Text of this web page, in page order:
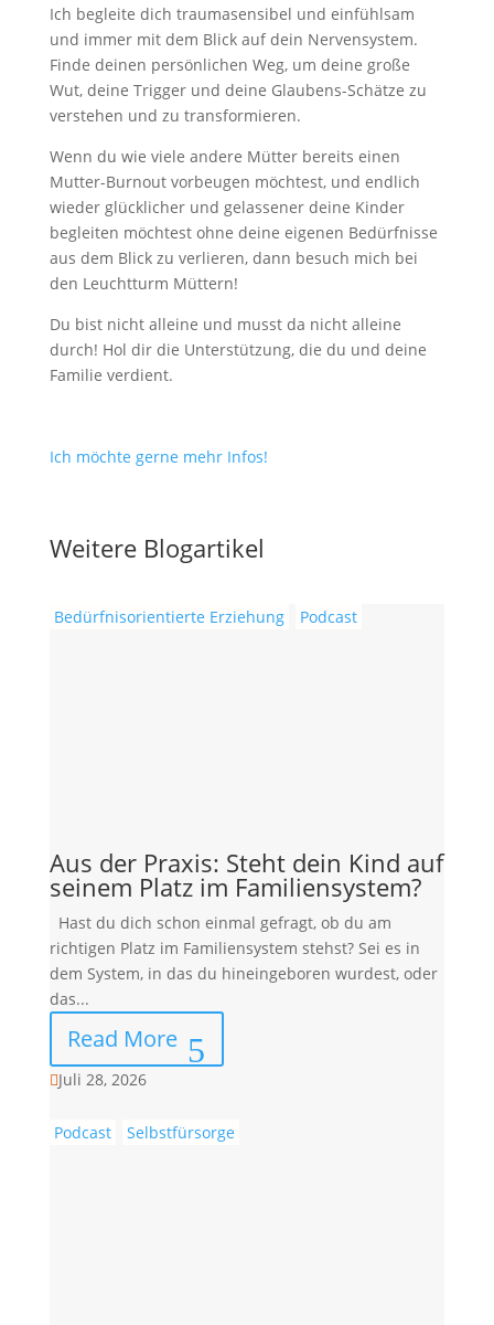
Ich begleite dich traumasensibel und einfühlsam
und immer mit dem Blick auf dein Nervensystem.
Finde deinen persönlichen Weg, um deine große
Wut, deine Trigger und deine Glaubens-Schätze zu
verstehen und zu transformieren.
Wenn du wie viele andere Mütter bereits einen
Mutter-Burnout vorbeugen möchtest, und endlich
wieder glücklicher und gelassener deine Kinder
begleiten möchtest ohne deine eigenen Bedürfnisse
aus dem Blick zu verlieren, dann besuch mich bei
den Leuchtturm Müttern!
Du bist nicht alleine und musst da nicht alleine
durch! Hol dir die Unterstützung, die du und deine
Familie verdient.
Ich möchte gerne mehr Infos!
Weitere Blogartikel
Bedürfnisorientierte Erziehung Podcast
Aus der Praxis: Steht dein Kind auf
seinem Platz im Familiensystem?
Hast du dich schon einmal gefragt, ob du am
richtigen Platz im Familiensystem stehst? Sei es in
dem System, in das du hineingeboren wurdest, oder
das...
Read More
Juli 28, 2026
Podcast Selbstfürsorge